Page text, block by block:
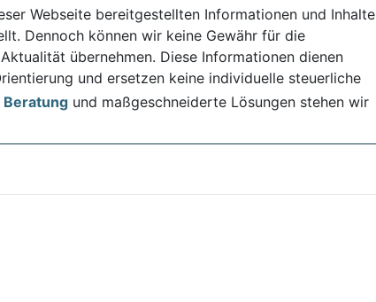
Webseite bereitgestellten Informationen und Inhalte
Dennoch können wir keine Gewähr für die
übernehmen. Diese Informationen dienen
und ersetzen keine individuelle steuerliche
Beratung und maßgeschneiderte Lösungen stehen wir